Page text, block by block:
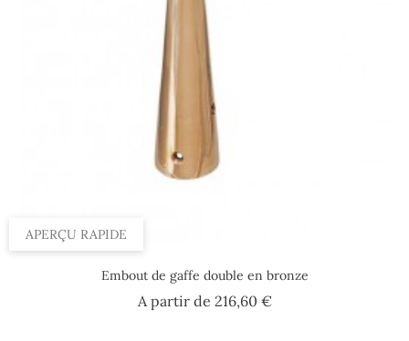
APERÇU RAPIDE
Embout de gaffe double en bronze
A partir de 216,60 €Prix